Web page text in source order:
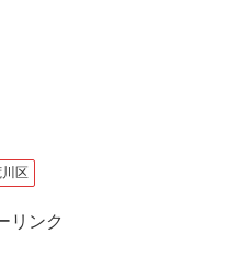
区
リンク